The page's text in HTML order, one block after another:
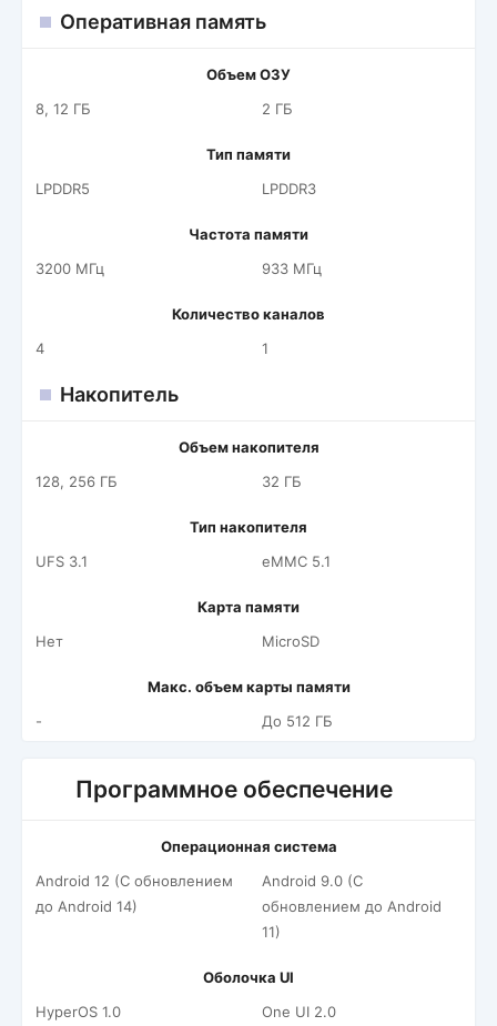
Оперативная память
Объем ОЗУ
8, 12 ГБ
2 ГБ
Тип памяти
LPDDR5
LPDDR3
Частота памяти
3200 МГц
933 МГц
Количество каналов
4
1
Накопитель
Объем накопителя
128, 256 ГБ
32 ГБ
Тип накопителя
UFS 3.1
eMMC 5.1
Карта памяти
Нет
MicroSD
Макс. объем карты памяти
-
До 512 ГБ
Программное обеспечение
Операционная система
Android 12 (С обновлением
до Android 14)
Android 9.0 (С
обновлением до Android
11)
Оболочка UI
HyperOS 1.0
One UI 2.0